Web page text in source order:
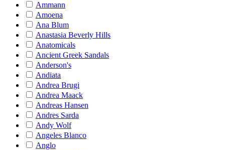
Ammann
Amoena
Ana Blum
Anastasia Beverly Hills
Anatomicals
Ancient Greek Sandals
Anderson's
Andiata
Andrea Brugi
Andrea Maack
Andreas Hansen
Andres Sarda
Andy Wolf
Angeles Blanco
Anglo